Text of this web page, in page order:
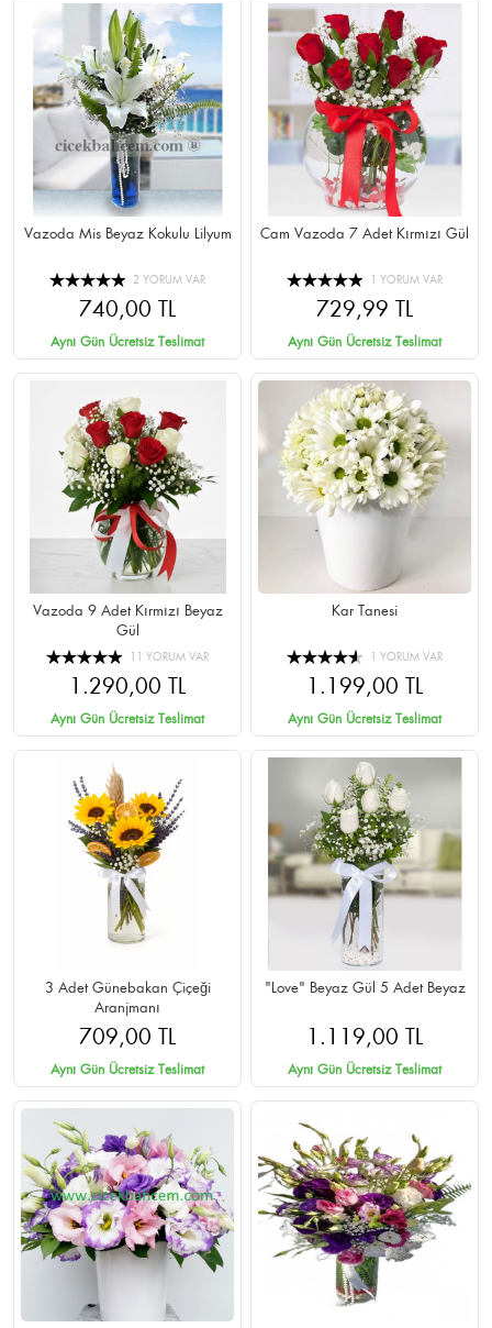
Vazoda Mis Beyaz Kokulu Lilyum
2 YORUM VAR
740,00 TL
Aynı Gün Ücretsiz Teslimat
Cam Vazoda 7 Adet Kırmızı Gül
1 YORUM VAR
729,99 TL
Aynı Gün Ücretsiz Teslimat
Vazoda 9 Adet Kırmızı Beyaz
Gül
11 YORUM VAR
1.290,00 TL
Aynı Gün Ücretsiz Teslimat
Kar Tanesi
1 YORUM VAR
1.199,00 TL
Aynı Gün Ücretsiz Teslimat
3 Adet Günebakan Çiçeği
Aranjmanı
709,00 TL
Aynı Gün Ücretsiz Teslimat
"Love" Beyaz Gül 5 Adet Beyaz
1.119,00 TL
Aynı Gün Ücretsiz Teslimat